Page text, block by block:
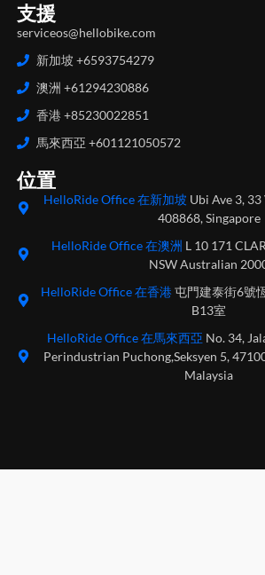
支援
serviceos@hellobike.com
新加坡 +6593754279
澳洲 +61294230886
香港 +85230022851
馬來西亞 +601121050572
位置
HelloRide Office 在新加坡 Ubi Ave 3,
408868, Singapore
HelloRide Office 在澳洲 L 10 171
NSW Australian
HelloRide Office 在香港屯門建泰街6號
B13室
HelloRide Office 在馬來西亞 No. 34,
Perindustrian Puchong,Seksyen 5,
Malaysia